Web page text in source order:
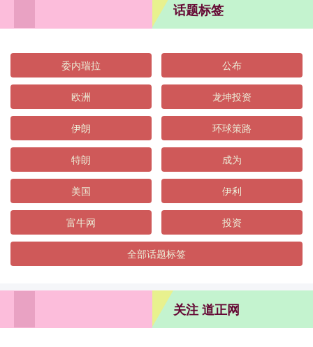
话题标签
委内瑞拉 公布
欧洲 龙坤投资
伊朗 环球策路
特朗 成为
美国 伊利
富牛网 投资
全部话题标签
关注 道正网